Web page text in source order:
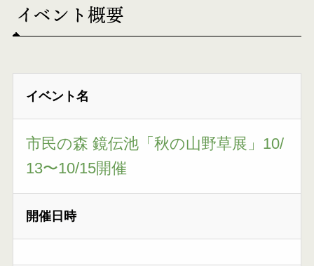
イベント概要
イベント名
市民の森 鏡伝池「秋の山野草展」10/
13〜10/15開催
開催日時